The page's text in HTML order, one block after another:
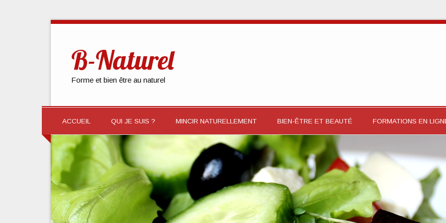
B-Naturel
Forme et bien être au naturel
ACCUEIL QUI JE SUIS ? MINCIR NATURELLEMENT BIEN-ÊTRE ET BEAUTÉ FORMATIONS EN